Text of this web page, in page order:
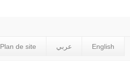
Plan de site عربي English